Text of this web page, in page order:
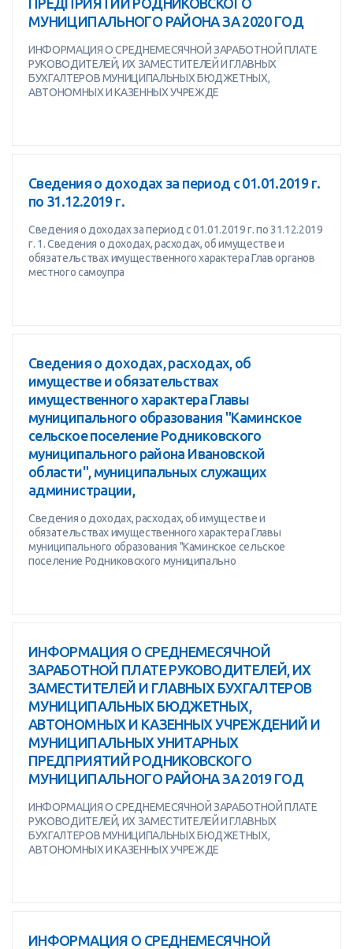
ПРЕДПРИЯТИЙ РОДНИКОВСКОГО
МУНИЦИПАЛЬНОГО РАЙОНА ЗА 2020 ГОД
ИНФОРМАЦИЯ О СРЕДНЕМЕСЯЧНОЙ ЗАРАБОТНОЙ ПЛАТЕ
РУКОВОДИТЕЛЕЙ, ИХ ЗАМЕСТИТЕЛЕЙ И ГЛАВНЫХ
БУХГАЛТЕРОВ МУНИЦИПАЛЬНЫХ БЮДЖЕТНЫХ,
АВТОНОМНЫХ И КАЗЕННЫХ УЧРЕЖДЕ
Сведения о доходах за период с 01.01.2019 г.
по 31.12.2019 г.
Сведения о доходах за период с 01.01.2019 г. по 31.12.2019
г. 1. Сведения о доходах, расходах, об имуществе и
обязательствах имущественного характера Глав органов
местного самоупра
Сведения о доходах, расходах, об
имуществе и обязательствах
имущественного характера Главы
муниципального образования "Каминское
сельское поселение Родниковского
муниципального района Ивановской
области", муниципальных служащих
администрации,
Сведения о доходах, расходах, об имуществе и
обязательствах имущественного характера Главы
муниципального образования "Каминское сельское
поселение Родниковского муниципально
ИНФОРМАЦИЯ О СРЕДНЕМЕСЯЧНОЙ
ЗАРАБОТНОЙ ПЛАТЕ РУКОВОДИТЕЛЕЙ, ИХ
ЗАМЕСТИТЕЛЕЙ И ГЛАВНЫХ БУХГАЛТЕРОВ
МУНИЦИПАЛЬНЫХ БЮДЖЕТНЫХ,
АВТОНОМНЫХ И КАЗЕННЫХ УЧРЕЖДЕНИЙ И
МУНИЦИПАЛЬНЫХ УНИТАРНЫХ
ПРЕДПРИЯТИЙ РОДНИКОВСКОГО
МУНИЦИПАЛЬНОГО РАЙОНА ЗА 2019 ГОД
ИНФОРМАЦИЯ О СРЕДНЕМЕСЯЧНОЙ ЗАРАБОТНОЙ ПЛАТЕ
РУКОВОДИТЕЛЕЙ, ИХ ЗАМЕСТИТЕЛЕЙ И ГЛАВНЫХ
БУХГАЛТЕРОВ МУНИЦИПАЛЬНЫХ БЮДЖЕТНЫХ,
АВТОНОМНЫХ И КАЗЕННЫХ УЧРЕЖДЕ
ИНФОРМАЦИЯ О СРЕДНЕМЕСЯЧНОЙ